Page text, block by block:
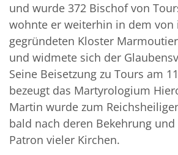
und wurde 372 Bischof von
wohnte er weiterhin in dem von
gegründeten Kloster
und widmete sich der
Seine Beisetzung zu Tours am
bezeugt das Martyrologium
Martin wurde zum
bald nach deren Bekehrung
Patron vieler Kirchen.